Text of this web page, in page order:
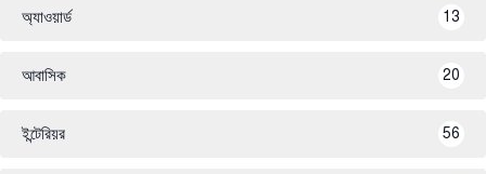
অ্যাওয়ার্ড 13
আবাসিক 20
ইন্টেরিয়র 56